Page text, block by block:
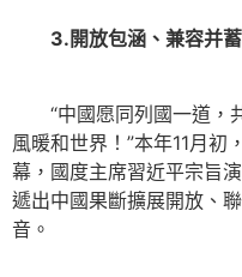
3.開放包涵、兼容并蓄
“中國愿同列國一道，
風暖和世界！”本年11月初
幕，國度主席習近平宗旨
遞出中國果斷擴展開放、
音。